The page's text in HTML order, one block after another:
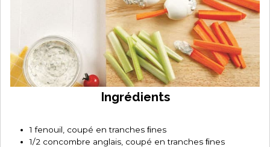
Ingrédients
1 fenouil, coupé en tranches ﬁnes
1/2 concombre anglais, coupé en tranches ﬁnes